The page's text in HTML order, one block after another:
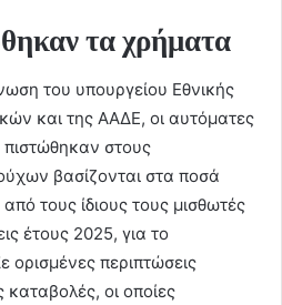
τα χρήματα
του υπουργείου Εθνικής
και της ΑΑΔΕ, οι αυτόματες
πιστώθηκαν στους
βασίζονται στα ποσά
τους ίδιους τους μισθωτές
έτους 2025, για το
ορισμένες περιπτώσεις
οι οποίες